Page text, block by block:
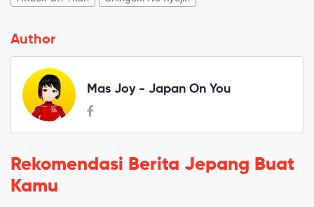
Author
Mas Joy - Japan On You
Rekomendasi Berita Jepang Buat
Kamu